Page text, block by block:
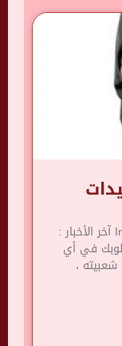
Instagram Twitter Snapchat Youtube آخر الأخبار :
في أي
،